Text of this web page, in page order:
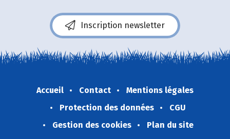
Inscription newsletter
Accueil Contact
Mentions légales
Protection des données
CGU
Gestion des cookies
Plan du site